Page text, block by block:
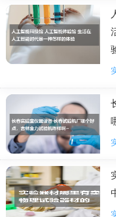
化学实验常用仪器及其使用
瓶；锥行瓶；蒸发皿；坩埚
容器；收集少量的气体；少
法：在常温或加热时使用。
积的1/3；盛放固体盖住试管
加热液体时，使试管倾斜一
防止炸裂。加热时应使用试
溶液、蒸发部分液体和较大
用。 （2）使用方法（1）
应放在石棉网上，使之受热
积的1/2为最佳，通常不超
50ML 100mL、250 mL
量物质的反应容器，在常温
瓶。 （2）使用方法：①蒸
普通烧瓶（平底/圆底烧瓶）
积为烧瓶容积的1/3---2/3。③
定在铁架上烧瓶夹应垫石棉
可平放在桌上便用，⑤⒈容量